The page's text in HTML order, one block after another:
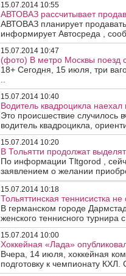
15.07.2014 10:55
АВТОВАЗ рассчитывает
АВТОВАЗ планирует
информирует Автосреда ,
15.07.2014 10:47
(фото) В метро Москвы поезд
18+ Сегодня, 15 июля, три
15.07.2014 10:40
Водитель квадроцикла
Это происшествие случилось
водитель квадроцикла,
15.07.2014 10:20
В Тольятти продолжат
По информации Tltgorod ,
заявлением о желании
15.07.2014 10:18
Тольяттинская теннисистка
В германском городе
женского теннисного турнира с
15.07.2014 10:00
Хоккейная «Лада»
Вчера, 14 июля, хоккейная
подготовку к чемпионату КХЛ.